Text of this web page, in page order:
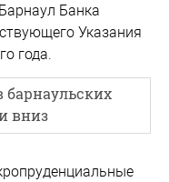
Банка
Указания
года.
вниз